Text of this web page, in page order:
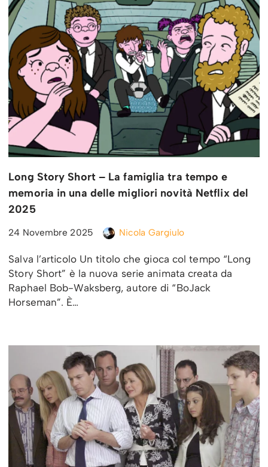
Long Story Short – La famiglia tra tempo e
memoria in una delle migliori novità Netflix del
2025
24 Novembre 2025 Nicola Gargiulo
Salva l’articolo Un titolo che gioca col tempo “Long
Story Short” è la nuova serie animata creata da
Raphael Bob-Waksberg, autore di “BoJack
Horseman”. È…